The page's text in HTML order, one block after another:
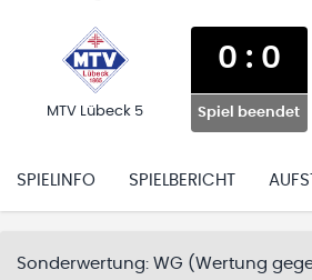
MTV Lübeck 5
0 : 0
Spiel beendet
SPIELINFO SPIELBERICHT
Sonderwertung: WG (Wertung